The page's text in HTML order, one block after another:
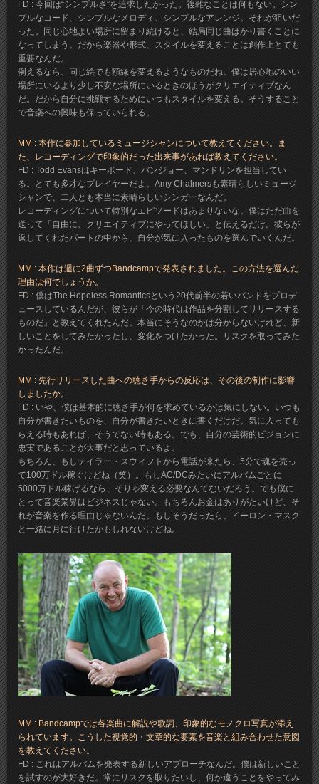
FD : 今回は“シンプルさ”を追求したかった。複雑なことは何もない。シン
プルなコード、シンプルなメロディ、シンプルなアレンジ。それが狙いだ
った。同じ心地よい場所に留まり続けると、結局同じ曲ばかり書くことに
なってしまう。だから楽器や形式、スタイルを変えることは創作上とても
重要なんだ。
例えるなら、同じ絵でも額縁を変えるようなものだね。僕は居心地のいい
場所にいるより少し不安な場所にいるときのほうがクリエイティブなん
だ。だから自分に挑戦するためにいつもスタイルを変える。そうすること
で音楽への興味も保っていられる。
MM : 本作に参加しているミュージシャンについて教えてください。ま
た、レコーディングで印象的だった出来事があれば教えてください。
FD : Todd Evansはキーボード、バンジョー、マンドリンを担当してい
る。とても多才なプレイヤーだよ。Amy Chalmersも素晴らしいミュージ
シャンで、二人とも本当に素晴らしいシンガーなんだ。
レコーディングについて特別なエピソードはあまりないな。僕はただ曲を
送って「自由に、クリエイティブにやってほしい」と伝えるだけ。彼らが
返してくれたパートの中から、自分が気に入ったものを選んでいくんだ。
MM : 本作は週に2曲ずつBandcampで発表されました。この方法を選んだ
理由は何でしょうか。
FD : 僕はThe Hopeless Romanticsという20代前半の若いバンドをプロデ
ュースしているんだが、彼らが「今の時代は作品を分割してリリースする
ものだ」と教えてくれたんだ。本当にそうなのかは分からないけれど、新
しいことをしてみたかったし、変化をつけたかった。リスクを取ってみた
かったんだ。
MM : 先行リリースした曲への聴き手からの反応は、その後の制作に影響
しましたか。
FD : いや、僕は基本的に聴き手が何を求めているかは気にしない。いつも
自分が書きたいものを、自分が書きたいときに書くだけだ。気に入っても
らえる時もあれば、そうでない時もある。でも、自分の芸術的ビジョンに
忠実であることが大事だと思っているよ。
もちろん、もしテイラー・スウィフトから電話が来たら、5分で魂を売っ
て100万ドル稼ぐけどね（笑）。もしAC/DCみたいにアルバムごとに
5000万ドル稼げるなら、そりゃ変える必要なんてないだろう。でも僕に
とって音楽業界はビジネスじゃない。もちろんお金はありがたいけど、そ
れが音楽を作る理由じゃないんだ。もしそうだったら、イーロン・マスク
と一緒に月に行けたかもしれないけどね。
MM : Bandcampでは各楽曲に解説や歌詞、印象的なモノクロ写真が添え
られています。こうした視覚的・文章的な要素を音楽と組み合わせた意図
を教えてください。
FD : これはアルバムを発表する新しいアプローチなんだ。僕は新しいこと
を試すのが大好きだ。常にリスクを取りたいし、何か違うことをやってみ